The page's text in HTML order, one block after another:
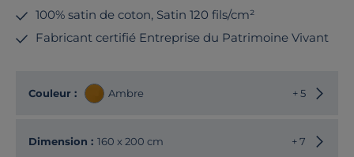
100% satin de coton, Satin 120 fils/cm²
Fabricant certifié Entreprise du Patrimoine Vivant
Couleur : Ambre + 5
Dimension : 160 x 200 cm + 7